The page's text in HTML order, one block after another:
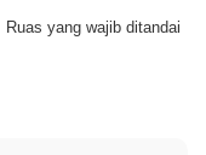
Ruas yang wajib ditandai